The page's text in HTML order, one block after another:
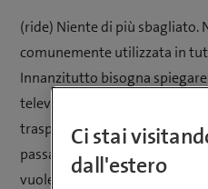
(ride) Niente di più sbagliato.
comunemente utilizzata in
Innanzitutto bisogna spiegare
televisione tradizionale
trasportatore. Io posso
passa davanti in quel
vuole vedere un programma
Ci stai
dall'estero